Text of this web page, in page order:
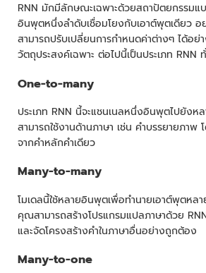
RNN มักมีลักษณะเฉพาะด้วยสถาปัตยกรรม
อินพุตหนึ่งลำดับเชื่อมโยงกับเอาต์พุตเดียว
สามารถปรับเปลี่ยนการกำหนดค่าต่างๆ ได้อย่
วัตถุประสงค์เฉพาะ ต่อไปนี้เป็นประเภท RNN
One-to-many
ประเภท RNN นี้จะแชนเนลหนึ่งอินพุตไปยังห
สามารถใช้งานด้านภาษา เช่น คำบรรยายภาพ
จากคำหลักคำเดียว
Many-to-many
โมเดลนี้ใช้หลายอินพุตเพื่อทำนายเอาต์พุตหล
คุณสามารถสร้างโปรแกรมแปลภาษาด้วย RNN
และจัดโครงสร้างคำในภาษาอื่นอย่างถูกต้อง
Many-to-one